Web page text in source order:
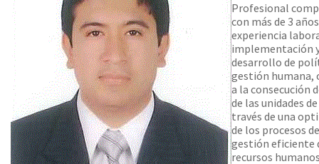
Profesional
con más de 3
experiencia
implementación
desarrollo de
gestión humana,
a la consecución
de las unidades
través de una
de los procesos
gestión eficiente
recursos